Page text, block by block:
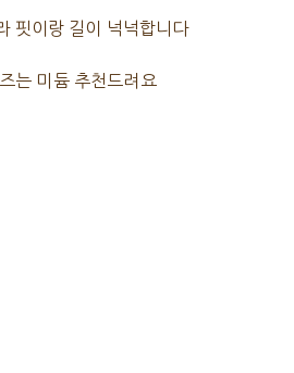
핏이랑 길이 넉넉합니다
는 미듐 추천드려요